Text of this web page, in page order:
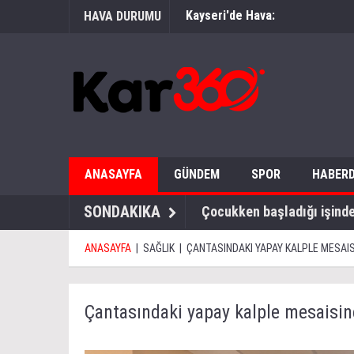
HAVA DURUMU Kayseri'de Hava:
ANASAYFA GÜNDEM SPOR
SONDAKIKA Çocukken başladığı
ANASAYFA SAĞLIK ÇANTASINDAKI YAPAY KALPLE
Çantasındaki yapay kalple